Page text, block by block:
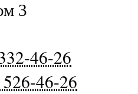
3
46-26
46-26